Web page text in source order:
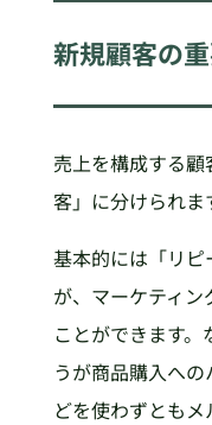
新規顧客の
売上を構成する
客」に分けられま
基本的には「リピ
が、マーケティ
ことができます
うが商品購入へ
どを使わずとも